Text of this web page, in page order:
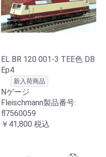
EL BR 120 001-3 TEE色 DB
Ep4
新入荷商品
Nゲージ
Fleischmann製品番号:
fl7560059
￥41,800 税込